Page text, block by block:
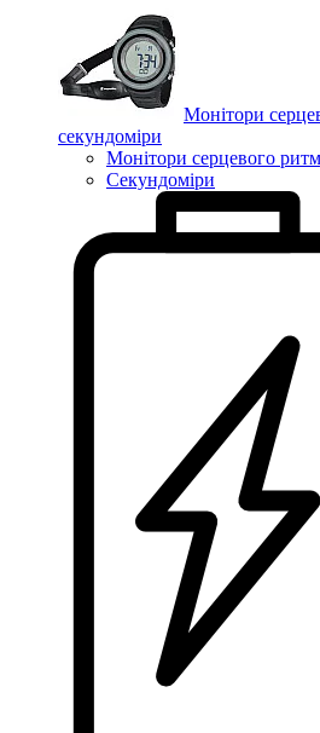
Монітори
секундоміри
Монітори серцевого
Секундоміри